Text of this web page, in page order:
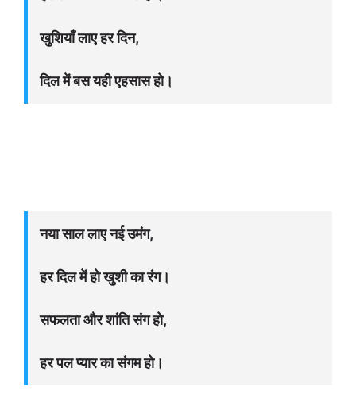
खुशियाँ लाए हर दिन,
दिल में बस यही एहसास हो।
नया साल लाए नई उमंग,
हर दिल में हो खुशी का रंग।
सफलता और शांति संग हो,
हर पल प्यार का संगम हो।